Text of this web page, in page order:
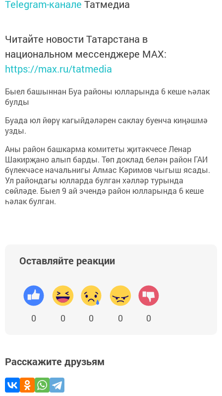
Telegram-канале Татмедиа
Читайте новости Татарстана в
национальном мессенджере MАХ:
https://max.ru/tatmedia
Быел башыннан Буа районы юлларында 6 кеше һәлак
булды
Буада юл йөрү кагыйдәләрен саклау буенча киңәшмә
узды.
Аны район башкарма комитеты җитәкчесе Ленар
Шакирҗано алып барды. Төп доклад белән район ГАИ
бүлекчәсе начальнигы Алмас Кәримов чыгыш ясады.
Ул райондагы юлларда булган хәлләр турында
сөйләде. Быел 9 ай эчендә район юлларында 6 кеше
һәлак булган.
Оставляйте реакции
0 0 0 0 0
Расскажите друзьям